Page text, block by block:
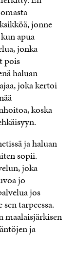
jonne
apua
jonka
pois
haluan
joka kertoi
koska
ja haluan
sopii.
joka
jo
jos
tarpeessa.
maalaisjärkisen
ja